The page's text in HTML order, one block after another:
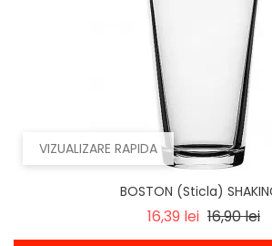
VIZUALIZARE RAPIDA
BOSTON (Sticla)
16,39 lei Regular
16,90 lei